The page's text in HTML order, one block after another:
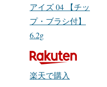
アイズ 04 【チッ
プ・ブラシ付】
6.2g
楽天で購入